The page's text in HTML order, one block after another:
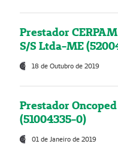
Prestador
S/S Ltda-ME
18 de Outubro de 2019
Prestador
(51004335-0)
01 de Janeiro de 2019